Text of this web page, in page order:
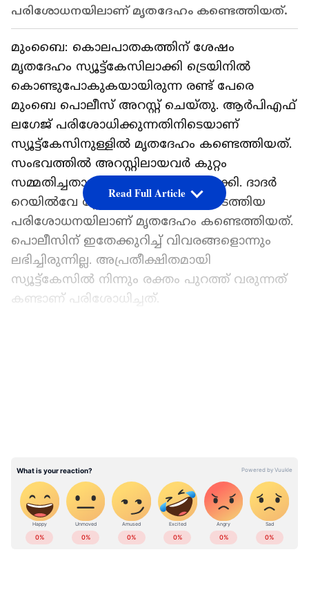
പരിശോധനയിലാണ് മൃതദേഹം കണ്ടെത്തിയത്.
മുംബൈ: കൊലപാതകത്തിന് ശേഷം
മൃതദേഹം സ്യൂട്ട്കേസിലാക്കി ട്രെയിനിൽ
കൊണ്ടുപോകുകയായിരുന്ന രണ്ട് പേരെ
മുംബെ പൊലീസ് അറസ്റ്റ് ചെയ്തു. ആർപിഎഫ്
ല​ഗേജ് പരിശോധിക്കുന്നതിനിടെയാണ്
സ്യൂട്ട്കേസിനുള്ളിൽ മൃതദേഹം കണ്ടെത്തിയത്.
സംഭവത്തിൽ അറസ്റ്റിലായവർ കുറ്റം
സമ്മതിച്ചതായി പൊലീസ് വ്യക്തമാക്കി. ദാദർ
റെയിൽവേ സ്റ്റേഷനിൽ പൊലീസ് നടത്തിയ
പരിശോധനയിലാണ് മൃതദേഹം കണ്ടെത്തിയത്.
പൊലീസിന് ഇതേക്കുറിച്ച് വിവരങ്ങളൊന്നും
ലഭിച്ചിരുന്നില്ല. അപ്രതീക്ഷിതമായി
സ്യൂട്ട്കേസിൽ നിന്നും രക്തം പുറത്ത് വരുന്നത്
കണ്ടാണ് പരിശോധിച്ചത്.
തർക്കമാണ് ഒടുവിൽ കൊലപാതകത്തിൽ
കലാശിച്ചത്. ഇവരെ കോടതിയിൽ
ഹാജരാക്കുമെന്ന് പൊലീസ് അറിയിച്ചു.
Read Full Article
ABOUT THE AUTHOR